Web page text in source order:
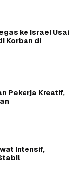
ke Israel Usai
Korban di
Pekerja Kreatif,
Intensif,